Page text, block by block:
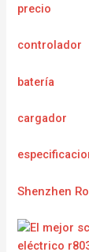
precio
controlador
batería
cargador
e
Shenzhen